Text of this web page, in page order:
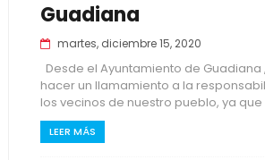
Guadiana
martes, diciembre 15, 2020
Desde el Ayuntamiento de
hacer un llamamiento a la
los vecinos de nuestro pueblo, ya que
LEER MÁS